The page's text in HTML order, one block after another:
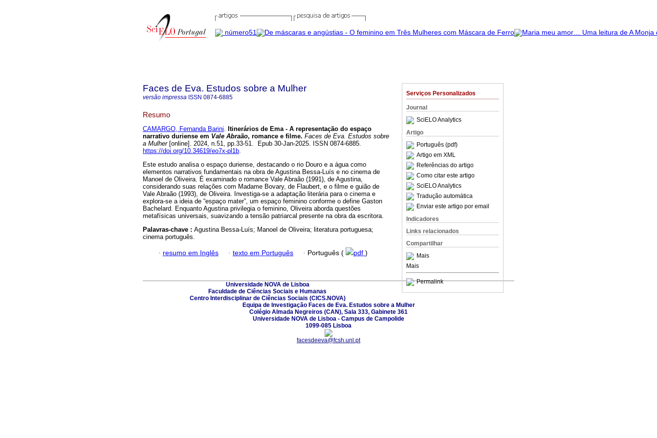
Serviços Personalizados
Journal
SciELO Analytics
Artigo
Português (pdf)
Artigo em XML
Referências do artigo
Como citar este artigo
SciELO Analytics
Tradução automática
Enviar este artigo por email
Indicadores
Links relacionados
Compartilhar
Mais
Mais
Permalink
Faces de Eva. Estudos sobre a Mulher
versão impressa ISSN 0874-6885
Resumo
CAMARGO, Fernanda Barini. Itinerários de Ema - A representação do espaço
narrativo duriense em Vale Abraão, romance e filme. Faces de Eva. Estudos sobre
a Mulher[online]. 2024, n.51, pp.33-51. Epub 30-Jan-2025. ISSN 0874-6885.
https://doi.org/10.34619/eo7x-pl1b.
Este estudo analisa o espaço duriense, destacando o rio Douro e a água como
elementos narrativos fundamentais na obra de Agustina Bessa-Luís e no cinema de
Manoel de Oliveira. É examinado o romance Vale Abraão (1991), de Agustina,
considerando suas relações com Madame Bovary, de Flaubert, e o filme e guião de
Vale Abraão (1993), de Oliveira. Investiga-se a adaptação literária para o cinema e
explora-se a ideia de “espaço mater”, um espaço feminino conforme o define Gaston
Bachelard. Enquanto Agustina privilegia o feminino, Oliveira aborda questões
metafísicas universais, suavizando a tensão patriarcal presente na obra da escritora.
Palavras-chave : Agustina Bessa-Luís; Manoel de Oliveira; literatura portuguesa;
cinema português.
· resumo em Inglês · texto em Português · Português ( pdf )
Universidade NOVA de Lisboa
Faculdade de Ciências Sociais e Humanas
Centro Interdisciplinar de Ciências Sociais (CICS.NOVA)
Equipa de Investigação Faces de Eva. Estudos sobre a Mulher
Colégio Almada Negreiros (CAN), Sala 333, Gabinete 361
Universidade NOVA de Lisboa - Campus de Campolide
1099-085 Lisboa
facesdeeva@fcsh.unl.pt